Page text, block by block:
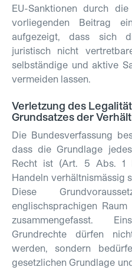
EU-Sanktionen durch
vorliegenden Beitrag
aufgezeigt, dass sich
juristisch nicht
selbständige und aktive
vermeiden lassen.
Verletzung des
Grundsatzes der
Die Bundesverfassung
dass die Grundlage
Recht ist (Art. 5 Abs. 1
Handeln verhältnismässig
Diese
englischsprachigen
zusammengefasst.
Grundrechte dürfen
werden, sondern
gesetzlichen Grundlage